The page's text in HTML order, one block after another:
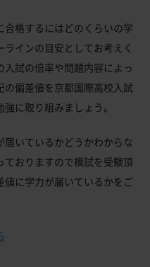
格するにはどのくらいの学
インの目安としてお考えく
試の倍率や問題内容によっ
偏差値を京都国際高校入試
に取り組みましょう。
いているかどうかわからな
おりますので模試を受験頂
値に学力が届いているかをご